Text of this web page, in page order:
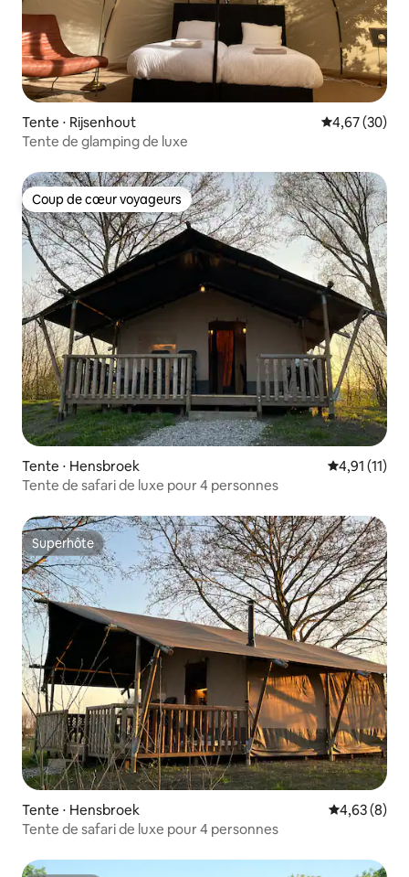
Tente ⋅ Rijsenhout Évaluation
4,67 (30)
Tente de glamping de luxe
Coup de cœur voyageurs
Coup de cœur voyageurs
Tente ⋅ Hensbroek Évaluation
4,91 (11)
Tente de safari de luxe pour 4 personnes
Superhôte
Superhôte
Tente ⋅ Hensbroek Évaluation
4,63 (8)
Tente de safari de luxe pour 4 personnes